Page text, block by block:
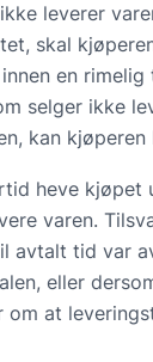
leverer
skal
en
selger ikke
kan kjøperen
heve kjøpet
varen.
avtalt tid var
eller
om at